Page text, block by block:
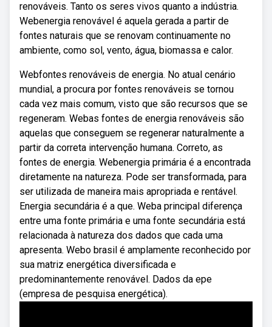
renováveis. Tanto os seres vivos quanto a indústria.
Webenergia renovável é aquela gerada a partir de
fontes naturais que se renovam continuamente no
ambiente, como sol, vento, água, biomassa e calor.
Webfontes renováveis de energia. No atual cenário
mundial, a procura por fontes renováveis se tornou
cada vez mais comum, visto que são recursos que se
regeneram. Webas fontes de energia renováveis são
aquelas que conseguem se regenerar naturalmente a
partir da correta intervenção humana. Correto, as
fontes de energia. Webenergia primária é a encontrada
diretamente na natureza. Pode ser transformada, para
ser utilizada de maneira mais apropriada e rentável.
Energia secundária é a que. Weba principal diferença
entre uma fonte primária e uma fonte secundária está
relacionada à natureza dos dados que cada uma
apresenta. Webo brasil é amplamente reconhecido por
sua matriz energética diversificada e
predominantemente renovável. Dados da epe
(empresa de pesquisa energética).